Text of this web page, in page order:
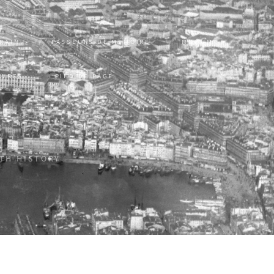
HISTORY
PASSEURS DE MÉMOIRE MONUM
PIED DE PAGE